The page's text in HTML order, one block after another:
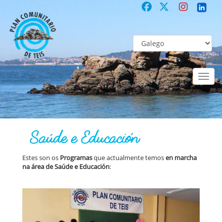
Toggle
PLANProgramas | Proxectos | Servizos Actuais >Saúde e Educación
Saúde e Educación
Estes son os Programasque actualmente temosen marcha
na área de Saúde e Educación: